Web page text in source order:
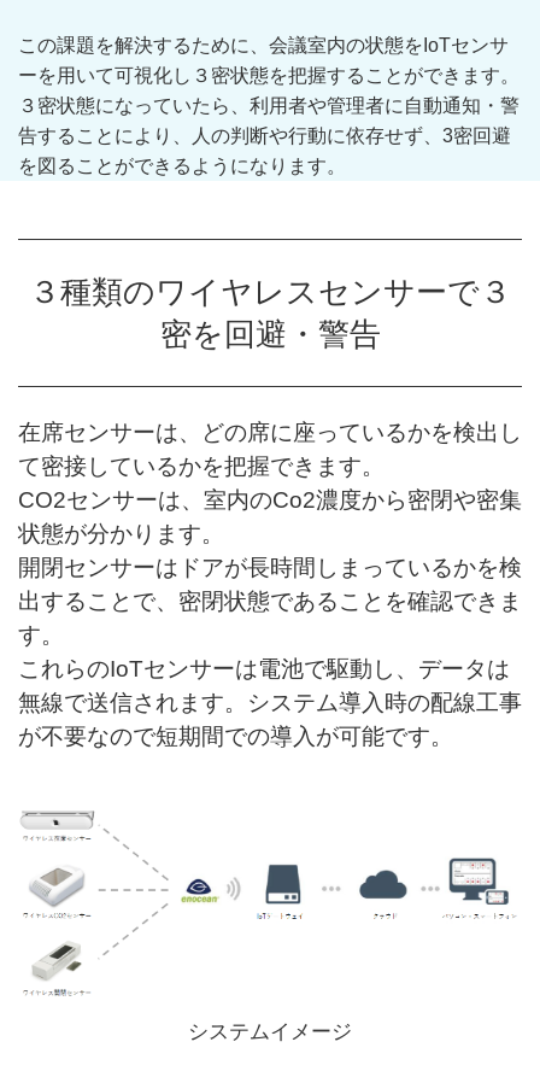
この課題を解決するために、会議室内の状態をIoTセンサ
ーを用いて可視化し３密状態を把握することができます。
３密状態になっていたら、利用者や管理者に自動通知・警
告することにより、人の判断や行動に依存せず、3密回避
を図ることができるようになります。
３種類のワイヤレスセンサーで３
密を回避・警告
在席センサーは、どの席に座っているかを検出し
て密接しているかを把握できます。
CO2センサーは、室内のCo2濃度から密閉や密集
状態が分かります。
開閉センサーはドアが長時間しまっているかを検
出することで、密閉状態であることを確認できま
す。
これらのIoTセンサーは電池で駆動し、データは
無線で送信されます。システム導入時の配線工事
が不要なので短期間での導入が可能です。
システムイメージ